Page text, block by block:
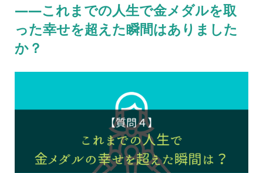
――これまでの人生で金メダルを取
った幸せを超えた瞬間はありました
か？